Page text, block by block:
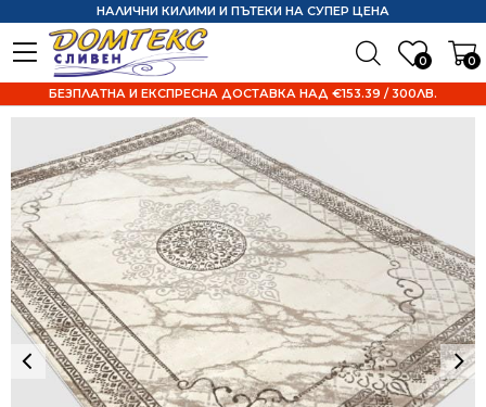
0 0
НАЛИЧНИ КИЛИМИ И ПЪТЕКИ НА СУПЕР ЦЕНА
БЕЗПЛАТНА И ЕКСПРЕСНА ДОСТАВКА НАД €153.39 / 300ЛВ.